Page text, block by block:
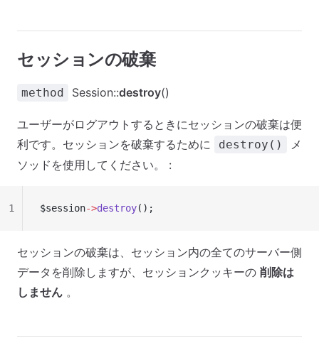
セッションの破棄
method Session::destroy()
ユーザーがログアウトするときにセッションの破棄は便
利です。セッションを破棄するために
destroy()
メ
ソッドを使用してください。 :
$session->destroy();
1
セッションの破棄は、セッション内の全てのサーバー側
データを削除しますが、セッションクッキーの 削除は
しません 。